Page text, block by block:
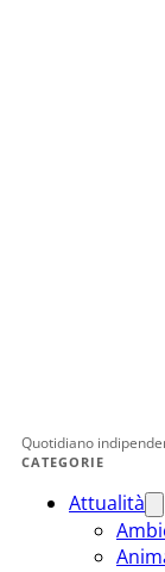
Quotidiano
CATEGORIE
Attualità